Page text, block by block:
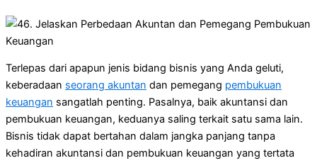
Terlepas dari apapun jenis bidang bisnis yang Anda geluti,
keberadaan seorang akuntan dan pemegang pembukuan
keuangan sangatlah penting. Pasalnya, baik akuntansi dan
pembukuan keuangan, keduanya saling terkait satu sama lain.
Bisnis tidak dapat bertahan dalam jangka panjang tanpa
kehadiran akuntansi dan pembukuan keuangan yang tertata